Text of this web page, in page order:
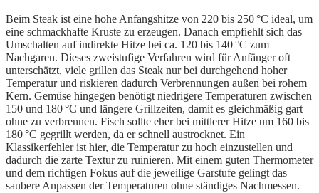
Beim Steak ist eine hohe Anfangshitze von 220 bis 250 °C ideal, um
eine schmackhafte Kruste zu erzeugen. Danach empfiehlt sich das
Umschalten auf indirekte Hitze bei ca. 120 bis 140 °C zum
Nachgaren. Dieses zweistufige Verfahren wird für Anfänger oft
unterschätzt, viele grillen das Steak nur bei durchgehend hoher
Temperatur und riskieren dadurch Verbrennungen außen bei rohem
Kern. Gemüse hingegen benötigt niedrigere Temperaturen zwischen
150 und 180 °C und längere Grillzeiten, damit es gleichmäßig gart
ohne zu verbrennen. Fisch sollte eher bei mittlerer Hitze um 160 bis
180 °C gegrillt werden, da er schnell austrocknet. Ein
Klassikerfehler ist hier, die Temperatur zu hoch einzustellen und
dadurch die zarte Textur zu ruinieren. Mit einem guten Thermometer
und dem richtigen Fokus auf die jeweilige Garstufe gelingt das
saubere Anpassen der Temperaturen ohne ständiges Nachmessen.